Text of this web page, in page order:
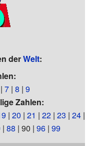
derWelt:
| 7 | 8 | 9
Zahlen:
| 20 | 21 | 22 | 23 | 24 |
| 88 | 90 | 96 | 99